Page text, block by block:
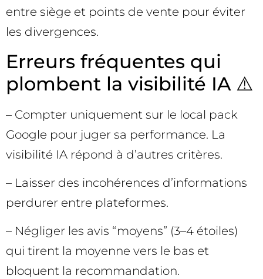
entre siège et points de vente pour éviter
les divergences.
Erreurs fréquentes qui
plombent la visibilité IA ⚠️
– Compter uniquement sur le local pack
Google pour juger sa performance. La
visibilité IA répond à d’autres critères.
– Laisser des incohérences d’informations
perdurer entre plateformes.
– Négliger les avis “moyens” (3–4 étoiles)
qui tirent la moyenne vers le bas et
bloquent la recommandation.